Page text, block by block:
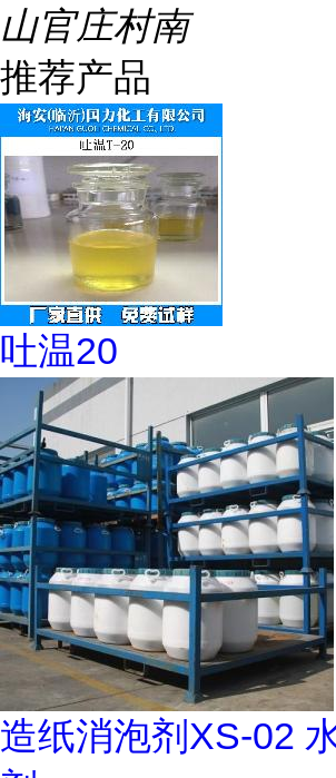
山官庄村南
推荐产品
吐温20
造纸消泡剂XS-02